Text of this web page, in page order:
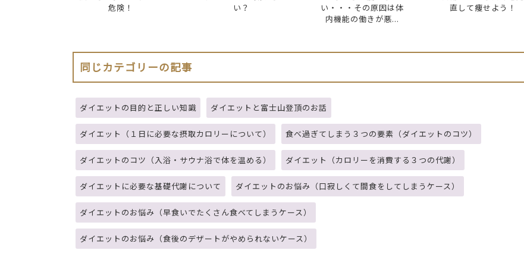
危険！
い？
い・・・その原因は体
内機能の働きが悪...
直して痩せよう！
同じカテゴリーの記事
ダイエットの目的と正しい知識 ダイエットと富士山登頂のお話
ダイエット（１日に必要な摂取カロリーについて） 食べ過ぎてしまう３つの要素（ダイエットのコツ）
ダイエットのコツ（入浴・サウナ浴で体を温める） ダイエット（カロリーを消費する３つの代謝）
ダイエットに必要な基礎代謝について ダイエットのお悩み（口寂しくて間食をしてしまうケース）
ダイエットのお悩み（早食いでたくさん食べてしまうケース）
ダイエットのお悩み（食後のデザートがやめられないケース）